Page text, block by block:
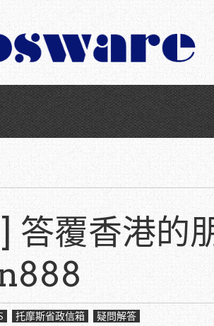
答覆香港的
托摩斯省政信箱 疑問解答